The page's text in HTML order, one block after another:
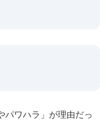
パワハラ」が理由だっ